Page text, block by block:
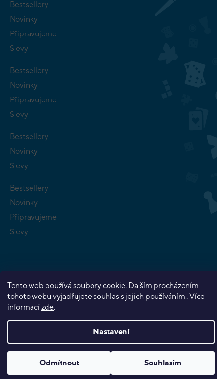
Tento web používá soubory cookie. Dalším procházením
tohoto webu vyjadřujete souhlas s jejich používáním.. Více
informacízde.
Nastavení
Odmítnout Souhlasím
Bestsellery
Novinky
Připravujeme
Slevy
Bestsellery
Novinky
Připravujeme
Slevy
Bestsellery
Novinky
Slevy
Bestsellery
Novinky
Připravujeme
Slevy
Vytvořil Shoptet Premium
Copyright 2026Planeta her. Všechna práva vyhrazena.